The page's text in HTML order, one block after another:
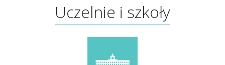
Uczelnie i szkoły